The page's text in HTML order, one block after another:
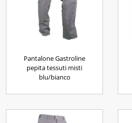
Pantalone Gastroline
pepita tessuti misti
blu/bianco